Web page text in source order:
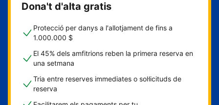
Dona't d'alta gratis
Protecció per danys a l'allotjament de fins a
1.000.000 $
El 45% dels amfitrions reben la primera reserva en
una setmana
Tria entre reserves immediates o sol·licituds de
reserva